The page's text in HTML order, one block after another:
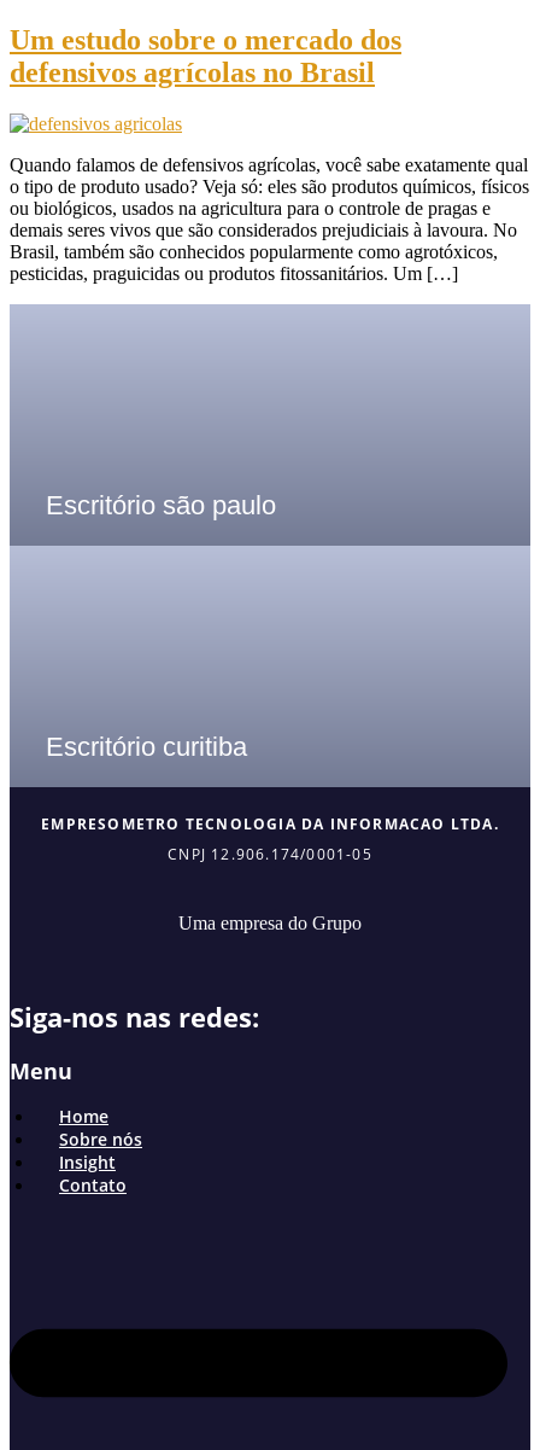
Um estudo sobre o mercado dos
defensivos agrícolas no Brasil
Quando falamos de defensivos agrícolas, você sabe exatamente qual
o tipo de produto usado? Veja só: eles são produtos químicos, físicos
ou biológicos, usados na agricultura para o controle de pragas e
demais seres vivos que são considerados prejudiciais à lavoura. No
Brasil, também são conhecidos popularmente como agrotóxicos,
pesticidas, praguicidas ou produtos fitossanitários. Um […]
Escritório são paulo
Escritório curitiba
EMPRESOMETRO TECNOLOGIA DA INFORMACAO LTDA.
CNPJ 12.906.174/0001-05
Uma empresa do Grupo
Siga-nos nas redes:
Menu
Home
Sobre nós
Insight
Contato